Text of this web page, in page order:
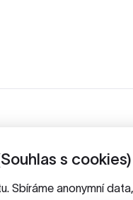
s cookies)
Sbíráme anonymní